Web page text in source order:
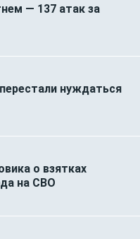
— 137 атак за
нуждаться
о взятках
на СВО